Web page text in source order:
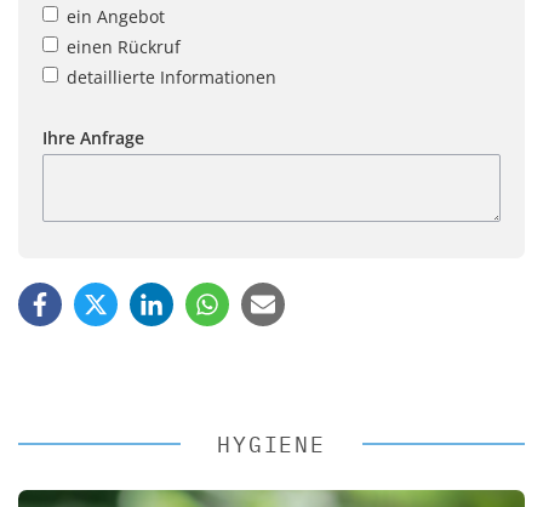
ein Angebot
einen Rückruf
detaillierte Informationen
Ihre Anfrage
HYGIENE